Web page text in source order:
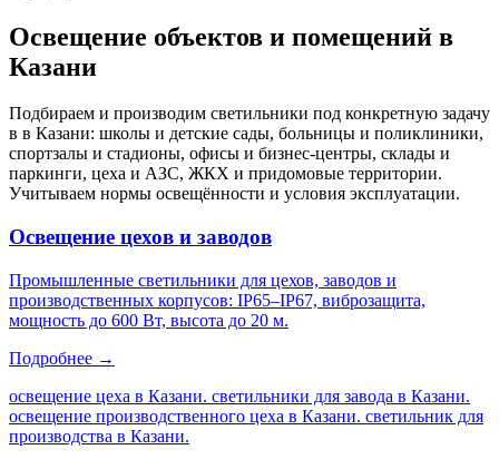
Освещение объектов и помещений в
Казани
Подбираем и производим светильники под конкретную задачу
в в Казани: школы и детские сады, больницы и поликлиники,
спортзалы и стадионы, офисы и бизнес-центры, склады и
паркинги, цеха и АЗС, ЖКХ и придомовые территории.
Учитываем нормы освещённости и условия эксплуатации.
Освещение цехов и заводов
Промышленные светильники для цехов, заводов и
производственных корпусов: IP65–IP67, виброзащита,
мощность до 600 Вт, высота до 20 м.
Подробнее →
освещение цеха в Казани. светильники для завода в Казани.
освещение производственного цеха в Казани. светильник для
производства в Казани.